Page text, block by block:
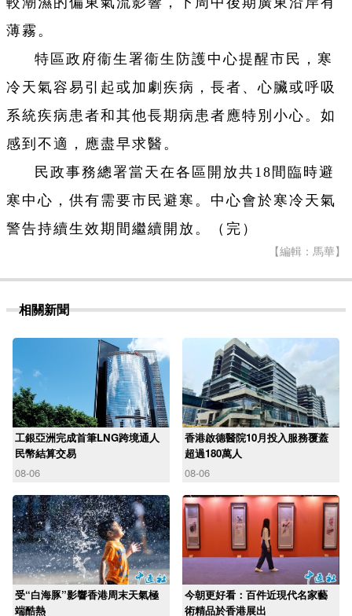
薄霧。
特區政府衞生署衞生防護中心提醒市民，寒
冷天氣容易引起或加劇疾病，長者、心臟或呼吸
系統疾病患者和其他長期病患者應特別小心。如
感到不適，應盡早求醫。
民政事務總署當天在各區開放共18間臨時避
寒中心，供有需要市民避寒。中心會於寒冷天氣
警告持續生效期間繼續開放。（完）
【編輯：馬華】
相關新聞
工銀亞洲完成首筆LNG跨境通人
民幣結算交易
08-06
香港啟德醫院10月投入服務覆蓋
超過180萬人
08-06
受“白海豚”影響香港周末天氣極
端酷熱
今朝更好看：百件近現代名家藝
術精品於香港展出